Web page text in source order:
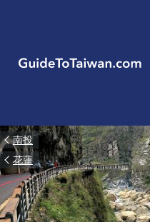
GuideToTaiwan.com
南投
花蓮